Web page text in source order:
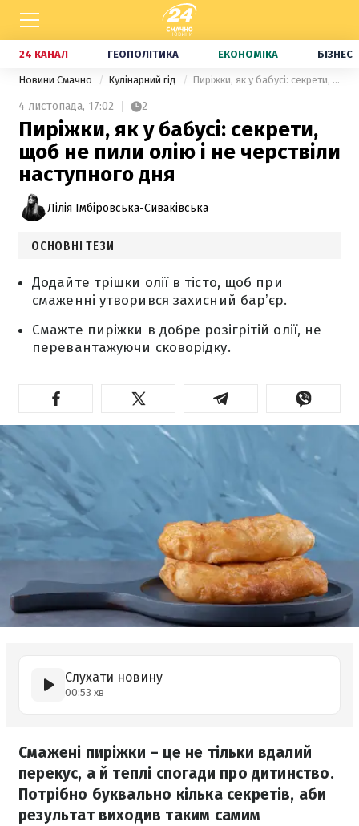
24 КАНАЛ ГЕОПОЛІТИКА ЕКОНОМІКА БІЗНЕС
Новини Смачно Кулінарний гід Пиріжки, як у бабусі: секрети, щоб не пили олію і не черствіли наступного дня
4 листопада, 17:02 2
Пиріжки, як у бабусі: секрети,
щоб не пили олію і не черствіли
наступного дня
Лілія Імбіровська-Сиваківська
ОСНОВНІ ТЕЗИ
Додайте трішки олії в тісто, щоб при
смаженні утворився захисний барʼєр.
Смажте пиріжки в добре розігрітій олії, не
перевантажуючи сковорідку.
Слухати новину
00:53 хв
Смажені пиріжки – це не тільки вдалий
перекус, а й теплі спогади про дитинство.
Потрібно буквально кілька секретів, аби
результат виходив таким самим